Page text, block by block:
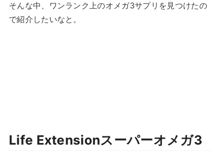
そんな中、ワンランク上のオメガ3サプリを見つけたの
で紹介したいなと。
Life Extensionスーパーオメガ3